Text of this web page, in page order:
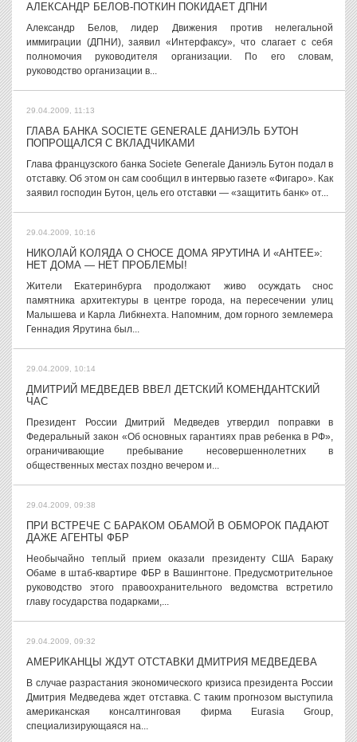
АЛЕКСАНДР БЕЛОВ-ПОТКИН ПОКИДАЕТ ДПНИ
Александр Белов, лидер Движения против нелегальной
иммиграции (ДПНИ), заявил «Интерфаксу», что слагает с себя
полномочия руководителя организации. По его словам,
руководство организации в...
29.04.2009, 11:13
ГЛАВА БАНКА SOCIETE GENERALE ДАНИЭЛЬ БУТОН
ПОПРОЩАЛСЯ С ВКЛАДЧИКАМИ
Глава французского банка Societe Generale Даниэль Бутон подал в
отставку. Об этом он сам сообщил в интервью газете «Фигаро». Как
заявил господин Бутон, цель его отставки — «защитить банк» от...
29.04.2009, 10:16
НИКОЛАЙ КОЛЯДА О СНОСЕ ДОМА ЯРУТИНА И «АНТЕЕ»:
НЕТ ДОМА — НЕТ ПРОБЛЕМЫ!
Жители Екатеринбурга продолжают живо осуждать снос
памятника архитектуры в центре города, на пересечении улиц
Малышева и Карла Либкнехта. Напомним, дом горного землемера
Геннадия Ярутина был...
29.04.2009, 10:14
ДМИТРИЙ МЕДВЕДЕВ ВВЕЛ ДЕТСКИЙ КОМЕНДАНТСКИЙ
ЧАС
Президент России Дмитрий Медведев утвердил поправки в
Федеральный закон «Об основных гарантиях прав ребенка в РФ»,
ограничивающие пребывание несовершеннолетних в
общественных местах поздно вечером и...
29.04.2009, 09:38
ПРИ ВСТРЕЧЕ С БАРАКОМ ОБАМОЙ В ОБМОРОК ПАДАЮТ
ДАЖЕ АГЕНТЫ ФБР
Необычайно теплый прием оказали президенту США Бараку
Обаме в штаб-квартире ФБР в Вашингтоне. Предусмотрительное
руководство этого правоохранительного ведомства встретило
главу государства подарками,...
29.04.2009, 09:32
АМЕРИКАНЦЫ ЖДУТ ОТСТАВКИ ДМИТРИЯ МЕДВЕДЕВА
В случае разрастания экономического кризиса президента России
Дмитрия Медведева ждет отставка. С таким прогнозом выступила
американская консалтинговая фирма Eurasia Group,
специализирующаяся на...